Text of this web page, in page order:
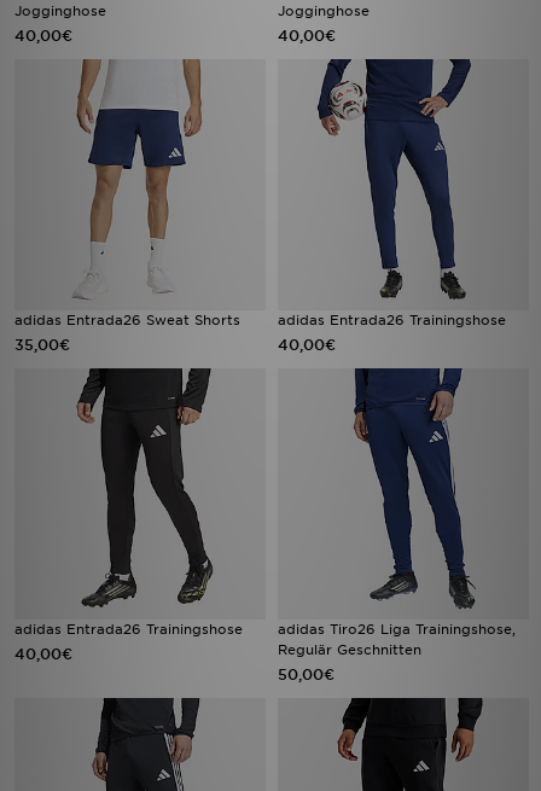
Jogginghose
40,00€
Jogginghose
40,00€
adidas Entrada26 Sweat Shorts
35,00€
adidas Entrada26 Trainingshose
40,00€
adidas Entrada26 Trainingshose
40,00€
adidas Tiro26 Liga Trainingshose,
Regulär Geschnitten
50,00€